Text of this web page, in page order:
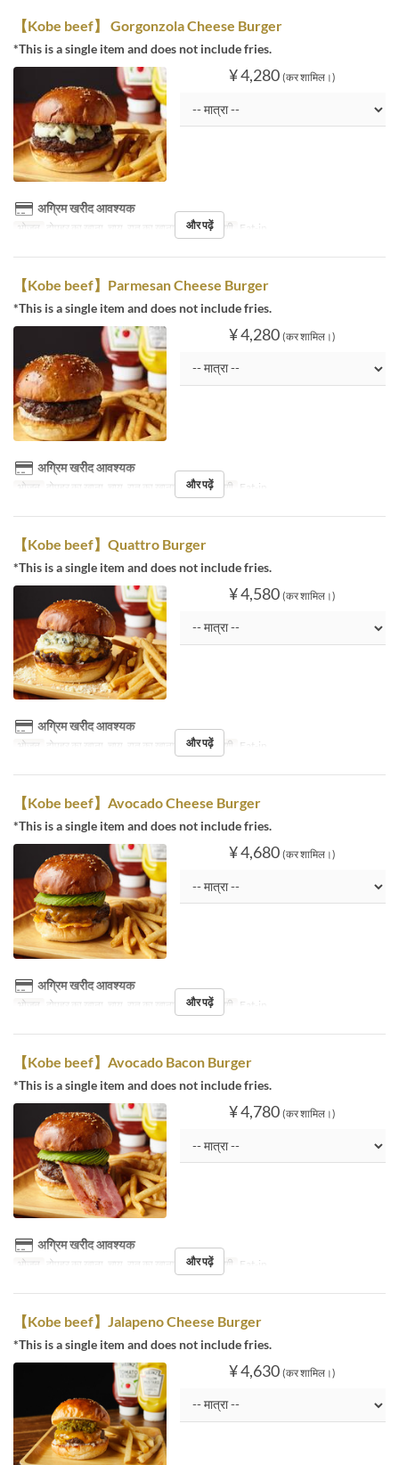
【Kobe beef】 Gorgonzola Cheese Burger
*This is a single item and does not include fries.
¥ 4,280 (कर शामिल।)
अग्रिम खरीद आवश्यक
भोजन दोपहर का खाना, चाय, रात का खाना सीट की श्रेणी Eat-in
और पढ़ें
【Kobe beef】Parmesan Cheese Burger
*This is a single item and does not include fries.
¥ 4,280 (कर शामिल।)
अग्रिम खरीद आवश्यक
भोजन दोपहर का खाना, चाय, रात का खाना सीट की श्रेणी Eat-in
और पढ़ें
【Kobe beef】Quattro Burger
*This is a single item and does not include fries.
¥ 4,580 (कर शामिल।)
अग्रिम खरीद आवश्यक
भोजन दोपहर का खाना, चाय, रात का खाना सीट की श्रेणी Eat-in
और पढ़ें
【Kobe beef】Avocado Cheese Burger
*This is a single item and does not include fries.
¥ 4,680 (कर शामिल।)
अग्रिम खरीद आवश्यक
भोजन दोपहर का खाना, चाय, रात का खाना सीट की श्रेणी Eat-in
और पढ़ें
【Kobe beef】Avocado Bacon Burger
*This is a single item and does not include fries.
¥ 4,780 (कर शामिल।)
अग्रिम खरीद आवश्यक
भोजन दोपहर का खाना, चाय, रात का खाना सीट की श्रेणी Eat-in
और पढ़ें
【Kobe beef】Jalapeno Cheese Burger
*This is a single item and does not include fries.
¥ 4,630 (कर शामिल।)